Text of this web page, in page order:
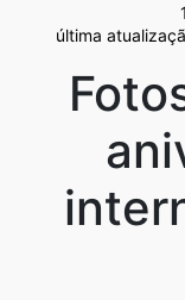
última